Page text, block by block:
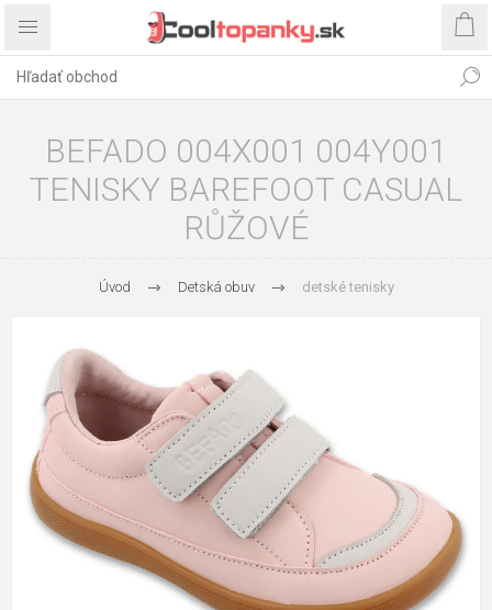
BEFADO 004X001 004Y001
TENISKY BAREFOOT CASUAL
RŮŽOVÉ
Úvod Detská obuv detské tenisky